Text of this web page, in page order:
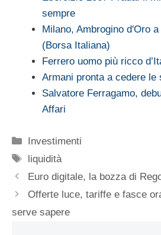
sempre
Milano, Ambrogino d'Oro
(Borsa Italiana)
Ferrero uomo più ricco
Armani pronta a cedere le
Salvatore Ferragamo,
Affari
Categorie
Investimenti
Tag
liquidità
Euro digitale, la bozza di
Offerte luce, tariffe e fasce
serve sapere